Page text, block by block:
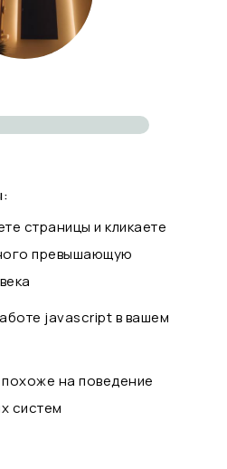
страницы и кликаете
превышающую
javascript в вашем
на поведение
систем